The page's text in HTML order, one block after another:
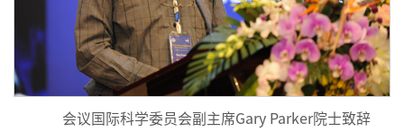
会议国际科学委员会副主席Gary Parker院士致辞